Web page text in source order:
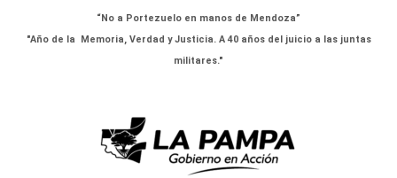
“No a Portezuelo en manos de Mendoza”
"Año de la Memoria, Verdad y Justicia. A 40 años del juicio a las juntas
militares."